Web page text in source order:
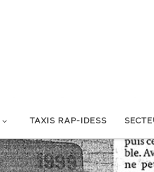
TAXIS RAP-IDESS